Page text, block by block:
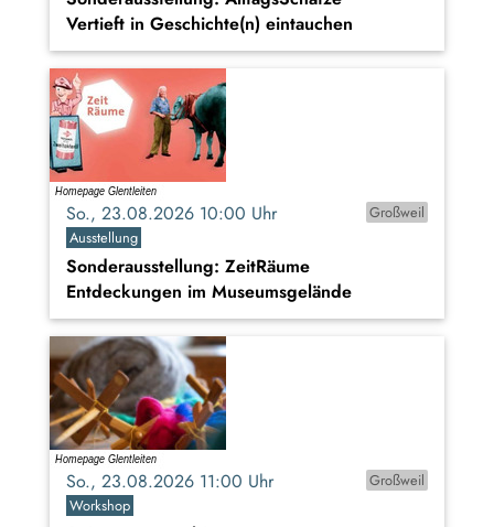
Vertieft in Geschichte(n) eintauchen
So., 23.08.2026 10:00 Uhr
Großweil
Ausstellung
Sonderausstellung: ZeitRäume
Entdeckungen im Museumsgelände
So., 23.08.2026 11:00 Uhr
Großweil
Workshop